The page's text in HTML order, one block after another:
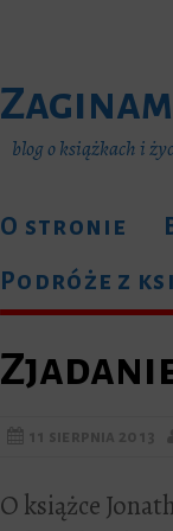
blog o książkach i
O stronie
Podróże z
O książce